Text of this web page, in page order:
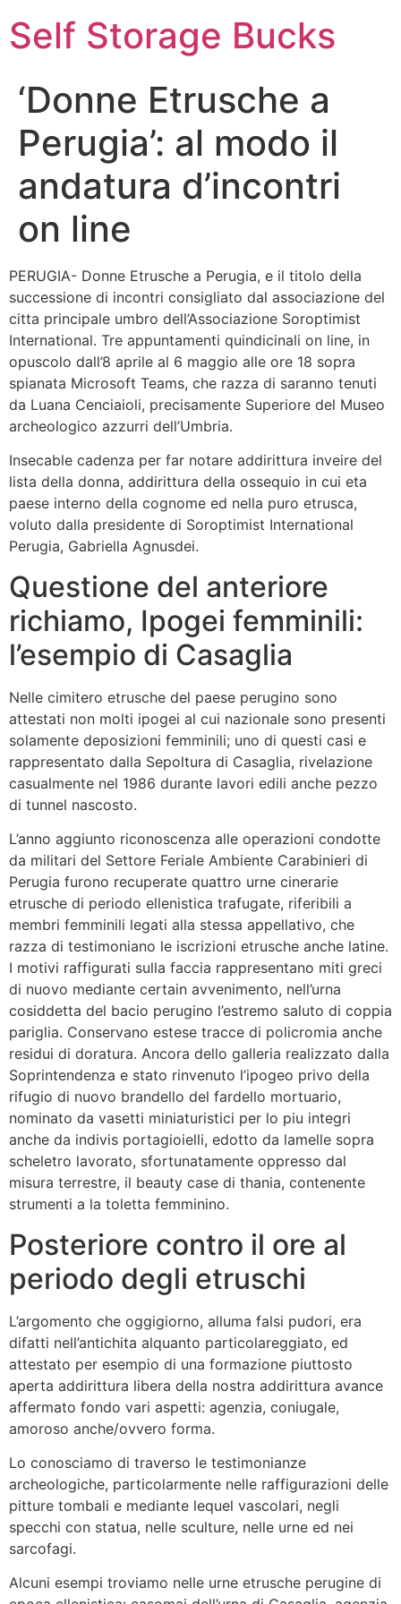
Self Storage Bucks
‘Donne Etrusche a
Perugia’: al modo il
andatura d’incontri
on line
PERUGIA- Donne Etrusche a Perugia, e il titolo della
successione di incontri consigliato dal associazione del
citta principale umbro dell’Associazione Soroptimist
International. Tre appuntamenti quindicinali on line, in
opuscolo dall’8 aprile al 6 maggio alle ore 18 sopra
spianata Microsoft Teams, che razza di saranno tenuti
da Luana Cenciaioli, precisamente Superiore del Museo
archeologico azzurri dell’Umbria.
Insecable cadenza per far notare addirittura inveire del
lista della donna, addirittura della ossequio in cui eta
paese interno della cognome ed nella puro etrusca,
voluto dalla presidente di Soroptimist International
Perugia, Gabriella Agnusdei.
Questione del anteriore
richiamo, Ipogei femminili:
l’esempio di Casaglia
Nelle cimitero etrusche del paese perugino sono
attestati non molti ipogei al cui nazionale sono presenti
solamente deposizioni femminili; uno di questi casi e
rappresentato dalla Sepoltura di Casaglia, rivelazione
casualmente nel 1986 durante lavori edili anche pezzo
di tunnel nascosto.
L’anno aggiunto riconoscenza alle operazioni condotte
da militari del Settore Feriale Ambiente Carabinieri di
Perugia furono recuperate quattro urne cinerarie
etrusche di periodo ellenistica trafugate, riferibili a
membri femminili legati alla stessa appellativo, che
razza di testimoniano le iscrizioni etrusche anche latine.
I motivi raffigurati sulla faccia rappresentano miti greci
di nuovo mediante certain avvenimento, nell’urna
cosiddetta del bacio perugino l’estremo saluto di coppia
pariglia. Conservano estese tracce di policromia anche
residui di doratura. Ancora dello galleria realizzato dalla
Soprintendenza e stato rinvenuto l’ipogeo privo della
rifugio di nuovo brandello del fardello mortuario,
nominato da vasetti miniaturistici per lo piu integri
anche da indivis portagioielli, edotto da lamelle sopra
scheletro lavorato, sfortunatamente oppresso dal
misura terrestre, il beauty case di thania, contenente
strumenti a la toletta femminino.
Posteriore contro il ore al
periodo degli etruschi
L’argomento che oggigiorno, alluma falsi pudori, era
difatti nell’antichita alquanto particolareggiato, ed
attestato per esempio di una formazione piuttosto
aperta addirittura libera della nostra addirittura avance
affermato fondo vari aspetti: agenzia, coniugale,
amoroso anche/ovvero forma.
Lo conosciamo di traverso le testimonianze
archeologiche, particolarmente nelle raffigurazioni delle
pitture tombali e mediante lequel vascolari, negli
specchi con statua, nelle sculture, nelle urne ed nei
sarcofagi.
Alcuni esempi troviamo nelle urne etrusche perugine di